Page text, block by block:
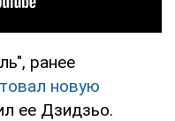
ранее
новую
ее Дзидзьо.